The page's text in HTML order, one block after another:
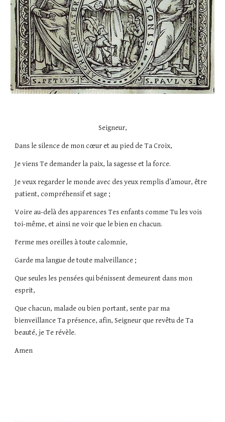
Seigneur,
Dans le silence de mon cœur et au pied de Ta Croix,
Je viens Te demander la paix, la sagesse et la force.
Je veux regarder le monde avec des yeux remplis d’amour, être
patient, compréhensif et sage ;
Voire au-delà des apparences Tes enfants comme Tu les vois
toi-même, et ainsi ne voir que le bien en chacun.
Ferme mes oreilles à toute calomnie,
Garde ma langue de toute malveillance ;
Que seules les pensées qui bénissent demeurent dans mon
esprit,
Que chacun, malade ou bien portant, sente par ma
bienveillance Ta présence, afin, Seigneur que revêtu de Ta
beauté, je Te révèle.
Amen